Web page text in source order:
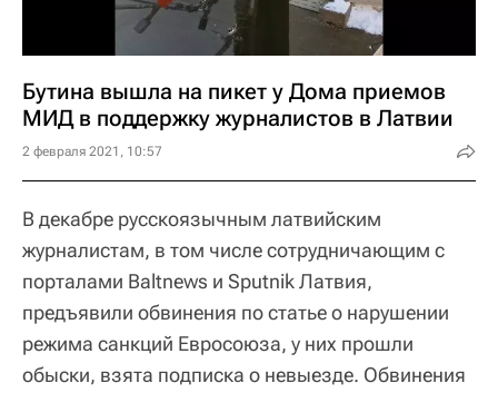
Бутина вышла на пикет у Дома приемов
МИД в поддержку журналистов в Латвии
2 февраля 2021, 10:57
В декабре русскоязычным латвийским
журналистам, в том числе сотрудничающим с
порталами Baltnews и Sputnik Латвия,
предъявили обвинения по статье о нарушении
режима санкций Евросоюза, у них прошли
обыски, взята подписка о невыезде. Обвинения